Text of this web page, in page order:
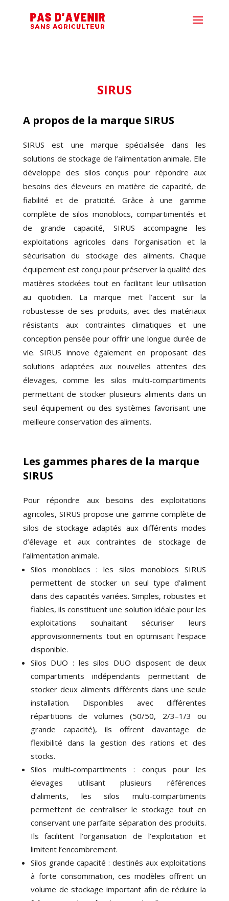
SIRUS
A propos de la marque SIRUS
SIRUS est une marque spécialisée dans les
solutions de stockage de l’alimentation animale. Elle
développe des silos conçus pour répondre aux
besoins des éleveurs en matière de capacité, de
fiabilité et de praticité. Grâce à une gamme
complète de silos monoblocs, compartimentés et
de grande capacité, SIRUS accompagne les
exploitations agricoles dans l’organisation et la
sécurisation du stockage des aliments. Chaque
équipement est conçu pour préserver la qualité des
matières stockées tout en facilitant leur utilisation
au quotidien. La marque met l’accent sur la
robustesse de ses produits, avec des matériaux
résistants aux contraintes climatiques et une
conception pensée pour offrir une longue durée de
vie. SIRUS innove également en proposant des
solutions adaptées aux nouvelles attentes des
élevages, comme les silos multi-compartiments
permettant de stocker plusieurs aliments dans un
seul équipement ou des systèmes favorisant une
meilleure conservation des aliments.
Les gammes phares de la marque
SIRUS
Pour répondre aux besoins des exploitations
agricoles, SIRUS propose une gamme complète de
silos de stockage adaptés aux différents modes
d’élevage et aux contraintes de stockage de
l’alimentation animale.
Silos monoblocs : les silos monoblocs SIRUS
permettent de stocker un seul type d’aliment
dans des capacités variées. Simples, robustes et
fiables, ils constituent une solution idéale pour les
exploitations souhaitant sécuriser leurs
approvisionnements tout en optimisant l’espace
disponible.
Silos DUO : les silos DUO disposent de deux
compartiments indépendants permettant de
stocker deux aliments différents dans une seule
installation. Disponibles avec différentes
répartitions de volumes (50/50, 2/3–1/3 ou
grande capacité), ils offrent davantage de
flexibilité dans la gestion des rations et des
stocks.
Silos multi-compartiments : conçus pour les
élevages utilisant plusieurs références
d’aliments, les silos multi-compartiments
permettent de centraliser le stockage tout en
conservant une parfaite séparation des produits.
Ils facilitent l’organisation de l’exploitation et
limitent l’encombrement.
Silos grande capacité : destinés aux exploitations
à forte consommation, ces modèles offrent un
volume de stockage important afin de réduire la